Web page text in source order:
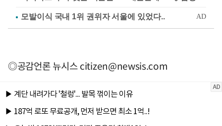
◎공감언론 뉴시스citizen@newsis.com